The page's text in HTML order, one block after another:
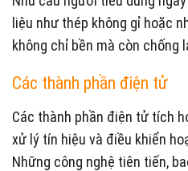
liệu như thép không gỉ hoặc
không chỉ bền mà còn chống
Các thành phần điện tử
Các thành phần điện tử tích
xử lý tín hiệu và điều khiển
Những công nghệ tiên tiến,